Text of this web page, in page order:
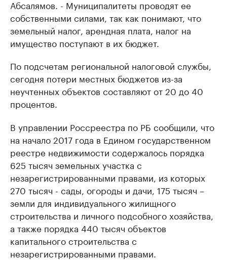
Абсалямов. - Муниципалитеты проводят ее
собственными силами, так как понимают, что
земельный налог, арендная плата, налог на
имущество поступают в их бюджет.
По подсчетам региональной налоговой службы,
сегодня потери местных бюджетов из-за
неучтенных объектов составляют от 20 до 40
процентов.
В управлении Россреестра по РБ сообщили, что
на начало 2017 года в Едином государственном
реестре недвижимости содержалось порядка
625 тысяч земельных участка с
незарегистрированными правами, из которых
270 тысяч - сады, огороды и дачи, 175 тысяч –
земли для индивидуального жилищного
строительства и личного подсобного хозяйства,
а также порядка 440 тысяч объектов
капитального строительства с
незарегистрированными правами.